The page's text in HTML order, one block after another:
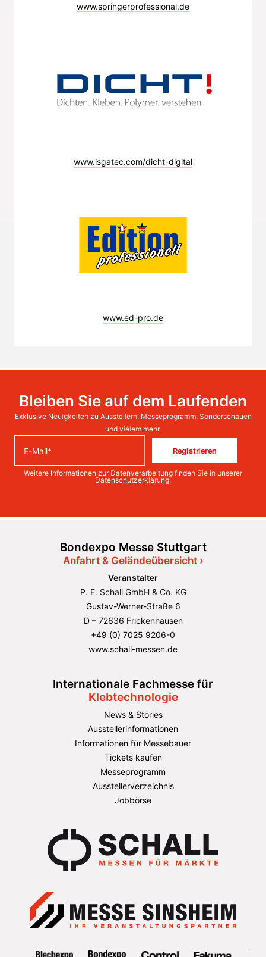
www.springerprofessional.de
www.isgatec.com/dicht-digital
www.ed-pro.de
Bleiben Sie auf dem Laufenden
Exklusive Neuigkeiten zu Ausstellern, Messeprogramm, Sonderschauen
und vielem mehr.
Registrieren
Weitere Informationen zur Datenverarbeitung finden Sie in unserer
Datenschutzerklärung.
Bondexpo Messe Stuttgart
Anfahrt & Geländeübersicht ›
Veranstalter
P. E. Schall GmbH & Co. KG
Gustav-Werner-Straße 6
D – 72636 Frickenhausen
+49 (0) 7025 9206-0
www.schall-messen.de
Internationale Fachmesse für
Klebtechnologie
News & Stories
Ausstellerinformationen
Informationen für Messebauer
Tickets kaufen
Messeprogramm
Ausstellerverzeichnis
Jobbörse